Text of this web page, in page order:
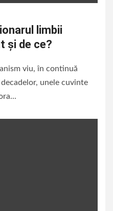
limbii
și de ce?
viu, în continuă
unele cuvinte